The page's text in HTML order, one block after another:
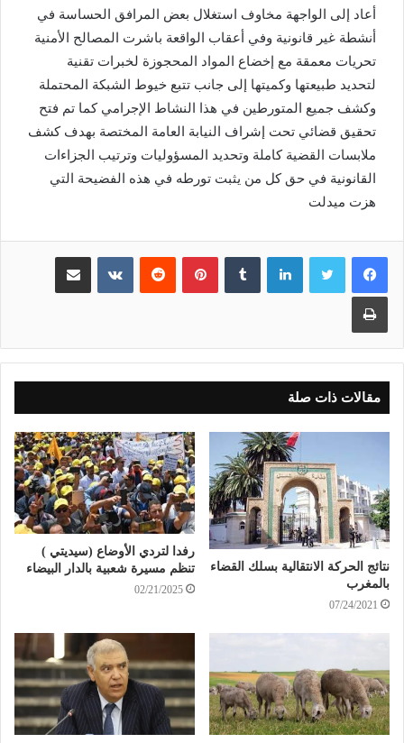
أعاد إلى الواجهة مخاوف استغلال بعض المرافق الحساسة في
أنشطة غير قانونية وفي أعقاب الواقعة باشرت المصالح الأمنية
تحريات معمقة مع إخضاع المواد المحجوزة لخبرات تقنية
لتحديد طبيعتها وكميتها إلى جانب تتبع خيوط الشبكة المحتملة
وكشف جميع المتورطين في هذا النشاط الإجرامي كما تم فتح
تحقيق قضائي تحت إشراف النيابة العامة المختصة بهدف كشف
ملابسات القضية كاملة وتحديد المسؤوليات وترتيب الجزاءات
القانونية في حق كل من يثبت تورطه في هذه الفضيحة التي
هزت ميدلت
لينكدإن بينتيريست مشاركة عبر البريد
طباعة
مقالات ذات صلة
نتائج الحركة الانتقالية بسلك القضاء
بالمغرب
07/24/2021
رفدا لتردي الأوضاع (سيديتي )
تنظم مسيرة شعبية بالدار البيضاء
02/21/2025